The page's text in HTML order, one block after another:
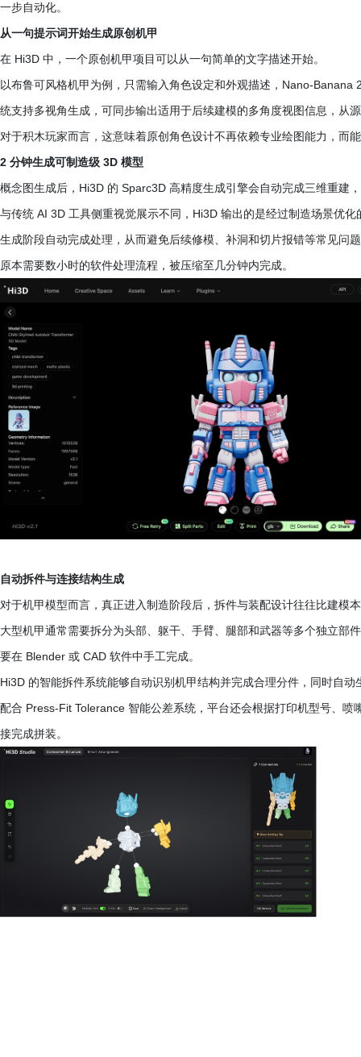
一步自动化。
从一句提示词开始生成原创机甲
在 Hi3D 中，一个原创机甲项目可以从一句简单的文字描述开始。
以布鲁可风格机甲为例，只需输入角色设定和外观描述，Nano-
统支持多视角生成，可同步输出适用于后续建模的多角度视图信息，从
对于积木玩家而言，这意味着原创角色设计不再依赖专业绘图能力，而
2 分钟生成可制造级 3D 模型
概念图生成后，Hi3D 的 Sparc3D 高精度生成引擎会自动完成三维重建
与传统 AI 3D 工具侧重视觉展示不同，Hi3D 输出的是经过制造场景优
生成阶段自动完成处理，从而避免后续修模、补洞和切片报错等常见问
原本需要数小时的软件处理流程，被压缩至几分钟内完成。
自动拆件与连接结构生成
对于机甲模型而言，真正进入制造阶段后，拆件与装配设计往往比建模
大型机甲通常需要拆分为头部、躯干、手臂、腿部和武器等多个独立部
要在 Blender 或 CAD 软件中手工完成。
Hi3D 的智能拆件系统能够自动识别机甲结构并完成合理分件，同时自
配合 Press-Fit Tolerance 智能公差系统，平台还会根据打印机型号、
接完成拼装。